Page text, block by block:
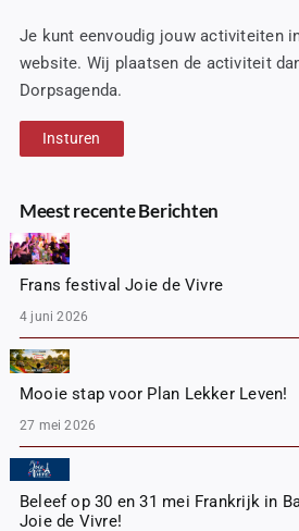
Je kunt eenvoudig jouw activiteiten
website. Wij plaatsen de activiteit
Dorpsagenda.
Insturen
Meest recente Berichten
Frans festival Joie de Vivre
4 juni 2026
Mooie stap voor Plan Lekker Leven!
27 mei 2026
Beleef op 30 en 31 mei Frankrijk in
Joie de Vivre!